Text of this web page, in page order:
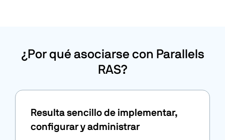
¿Por qué asociarse con Parallels
RAS?
Resulta sencillo de implementar,
configurar y administrar